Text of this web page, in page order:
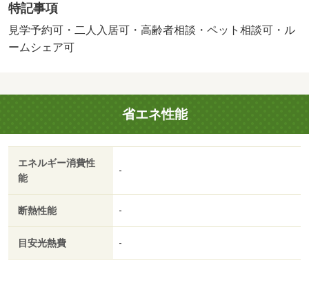
屋の仕様により設置できない場合あり 【設備・特記事項
備考】学生歓迎/賃貸戸数:40戸
特記事項
見学予約可・二人入居可・高齢者相談・ペット相談可・ル
ームシェア可
省エネ性能
エネルギー消費性
能
-
断熱性能 -
目安光熱費 -